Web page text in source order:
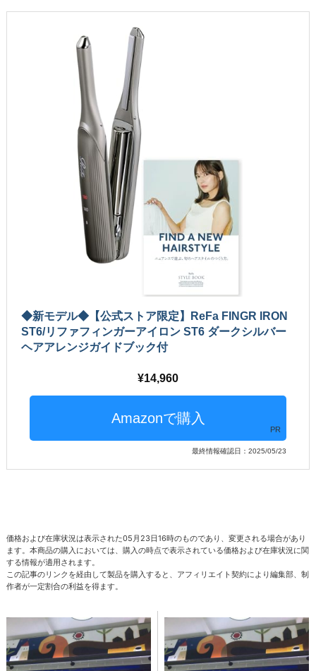
◆新モデル◆【公式ストア限定】ReFa FINGR IRON
ST6/リファフィンガーアイロン ST6 ダークシルバー
ヘアアレンジガイドブック付
14,960
PR
最終情報確認日：2025/05/23
価格および在庫状況は表示された05月23日16時のものであり、変更される場合があり
ます。本商品の購入においては、購入の時点で表示されている価格および在庫状況に関
する情報が適用されます。
この記事のリンクを経由して製品を購入すると、アフィリエイト契約により編集部、制
作者が一定割合の利益を得ます。